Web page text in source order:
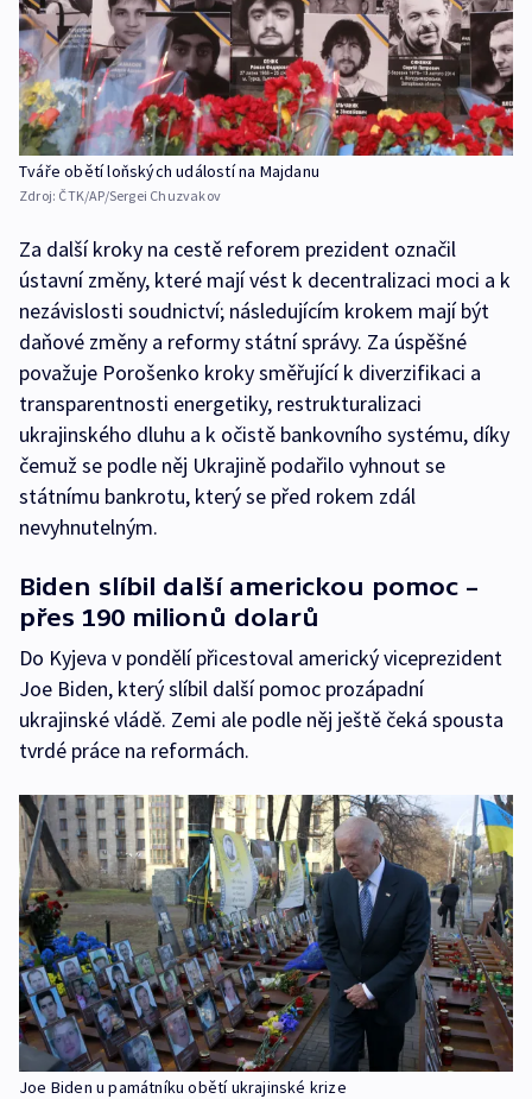
Tváře obětí loňských událostí na Majdanu
Zdroj: ČTK/AP/Sergei Chuzvakov
Za další kroky na cestě reforem prezident označil
ústavní změny, které mají vést k decentralizaci moci a k
nezávislosti soudnictví; následujícím krokem mají být
daňové změny a reformy státní správy. Za úspěšné
považuje Porošenko kroky směřující k diverzifikaci a
transparentnosti energetiky, restrukturalizaci
ukrajinského dluhu a k očistě bankovního systému, díky
čemuž se podle něj Ukrajině podařilo vyhnout se
státnímu bankrotu, který se před rokem zdál
nevyhnutelným.
Biden slíbil další americkou pomoc –
přes 190 milionů dolarů
Do Kyjeva v pondělí přicestoval americký viceprezident
Joe Biden, který slíbil další pomoc prozápadní
ukrajinské vládě. Zemi ale podle něj ještě čeká spousta
tvrdé práce na reformách.
Joe Biden u památníku obětí ukrajinské krize